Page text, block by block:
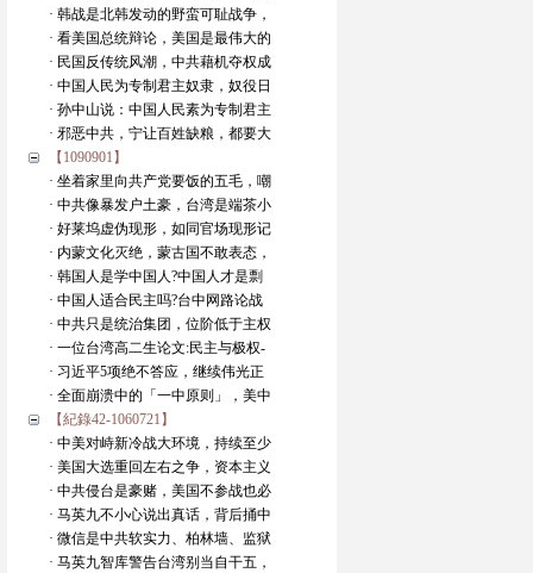
· 韩战是北韩发动的野蛮可耻战争，
· 看美国总统辩论，美国是最伟大的
· 民国反传统风潮，中共藉机夺权成
· 中国人民为专制君主奴隶，奴役日
· 孙中山说：中国人民素为专制君主
· 邪恶中共，宁让百姓缺粮，都要大
【1090901】
· 坐着家里向共产党要饭的五毛，嘲
· 中共像暴发户土豪，台湾是端茶小
· 好莱坞虚伪现形，如同官场现形记
· 内蒙文化灭绝，蒙古国不敢表态，
· 韩国人是学中国人?中国人才是剽
· 中国人适合民主吗?台中网路论战
· 中共只是统治集团，位阶低于主权
· 一位台湾高二生论文:民主与极权-
· 习近平5项绝不答应，继续伟光正
· 全面崩溃中的「一中原则」，美中
【紀錄42-1060721】
· 中美对峙新冷战大环境，持续至少
· 美国大选重回左右之争，资本主义
· 中共侵台是豪赌，美国不参战也必
· 马英九不小心说出真话，背后捅中
· 微信是中共软实力、柏林墙、监狱
· 马英九智库警告台湾别当自干五，